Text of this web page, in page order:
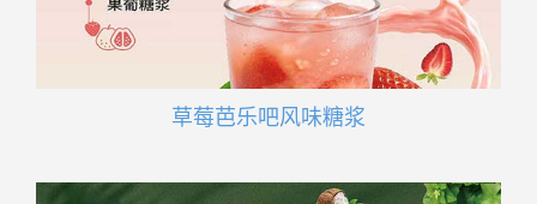
草莓芭乐吧风味糖浆